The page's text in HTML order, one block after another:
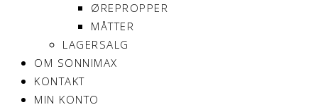
ØREPROPPER
MÅTTER
LAGERSALG
OM SONNIMAX
KONTAKT
MIN KONTO